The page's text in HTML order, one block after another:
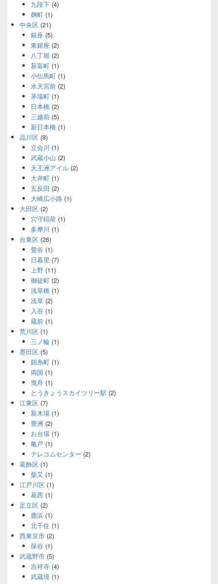
九段下(4)
麹町(1)
中央区 (21)
銀座(5)
東銀座(2)
八丁堀 (2)
新富町(1)
小伝馬町(1)
水天宮前(2)
茅場町(1)
日本橋(2)
三越前(5)
新日本橋(1)
品川区 (8)
立会川 (1)
武蔵小山 (2)
天王洲アイル(2)
大井町(1)
五反田 (2)
大崎広小路(1)
大田区 (2)
穴守稲荷(1)
多摩川 (1)
台東区 (26)
鶯谷(1)
日暮里 (7)
上野(11)
御徒町(2)
浅草橋(1)
浅草(2)
入谷(1)
蔵前(1)
荒川区 (1)
三ノ輪(1)
墨田区 (5)
錦糸町(1)
両国 (1)
曳舟(1)
とうきょうスカイツリー駅 (2)
江東区 (7)
新木場(1)
豊洲 (2)
お台場(1)
亀戸 (1)
テレコムセンター (2)
葛飾区 (1)
柴又 (1)
江戸川区 (1)
葛西(1)
足立区 (2)
鹿浜(1)
北千住 (1)
西東京市 (2)
保谷(1)
武蔵野市 (5)
吉祥寺(4)
武蔵境 (1)